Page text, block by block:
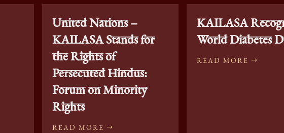
United Nations –
KAILASA Stands for
the Rights of
Persecuted Hindus:
Forum on Minority
Rights
READ MORE
KAILASA
World Diabetes
READ MORE